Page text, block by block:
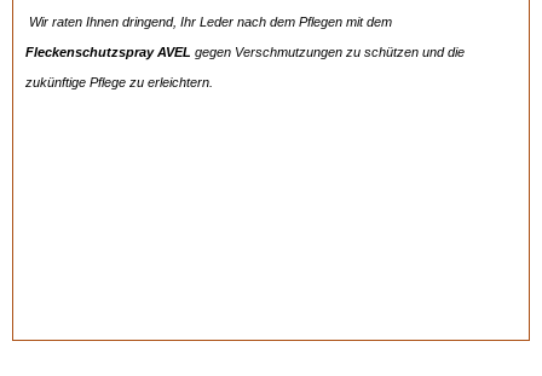
Wir raten Ihnen dringend, Ihr Leder nach dem Pflegen mit dem
Fleckenschutzspray AVEL gegen Verschmutzungen zu schützen und die
zukünftige Pflege zu erleichtern.